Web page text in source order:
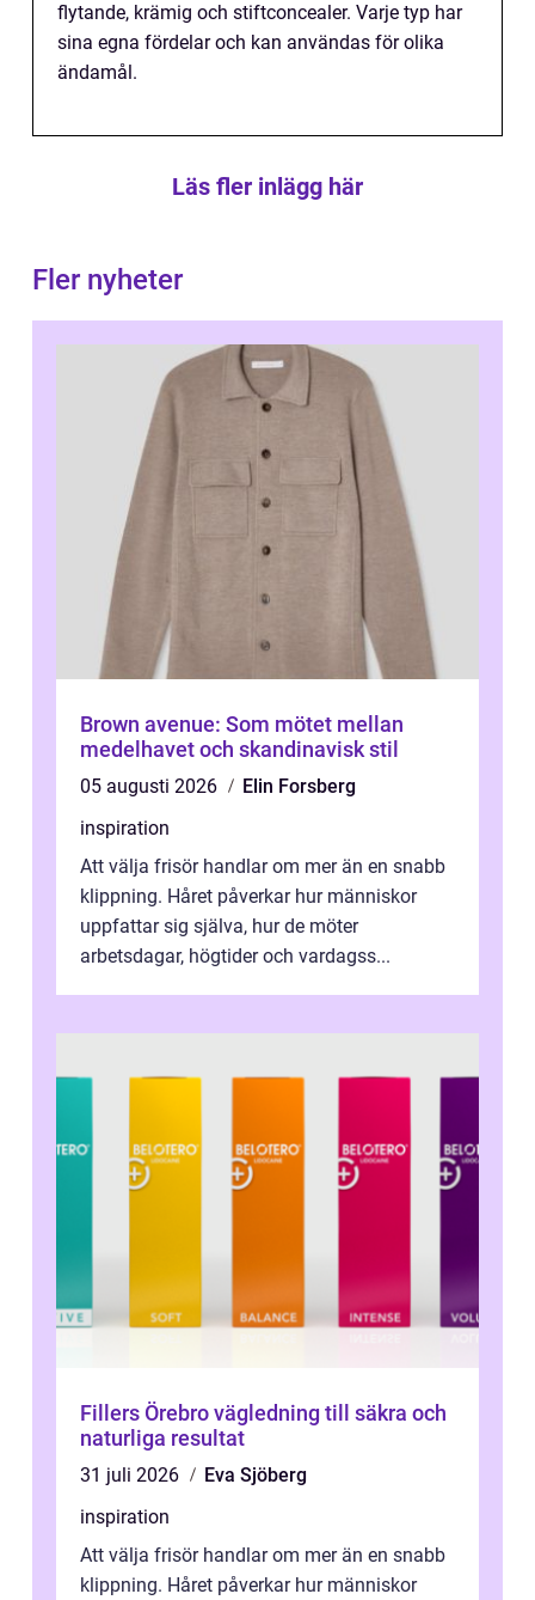
flytande, krämig och stiftconcealer. Varje typ har
sina egna fördelar och kan användas för olika
ändamål.
Läs fler inlägg här
Fler nyheter
Brown avenue: Som mötet mellan
medelhavet och skandinavisk stil
05 augusti 2026
Elin Forsberg
inspiration
Att välja frisör handlar om mer än en snabb
klippning. Håret påverkar hur människor
uppfattar sig själva, hur de möter
arbetsdagar, högtider och vardagss...
Fillers Örebro vägledning till säkra och
naturliga resultat
31 juli 2026
Eva Sjöberg
inspiration
Att välja frisör handlar om mer än en snabb
klippning. Håret påverkar hur människor